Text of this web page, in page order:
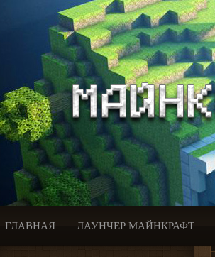
ГЛАВНАЯ ЛАУНЧЕР МАЙНКРАФТ